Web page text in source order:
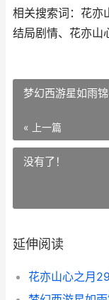
相关搜索词：花亦
结局剧情、花亦山
梦幻西游星如雨
« 上一篇
没有了！
延伸阅读
花亦山心之月